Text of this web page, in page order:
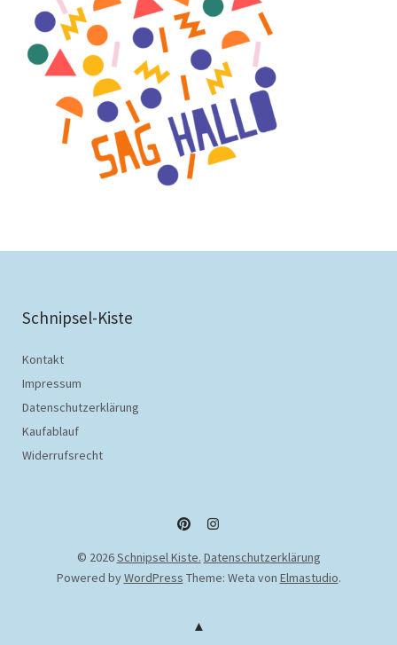
Schnipsel-Kiste
Kontakt
Impressum
Datenschutzerklärung
Kaufablauf
Widerrufsrecht
PinterestInstagram
© 2026Schnipsel Kiste. Datenschutzerklärung
Powered byWordPress Theme: Weta von Elmastudio.